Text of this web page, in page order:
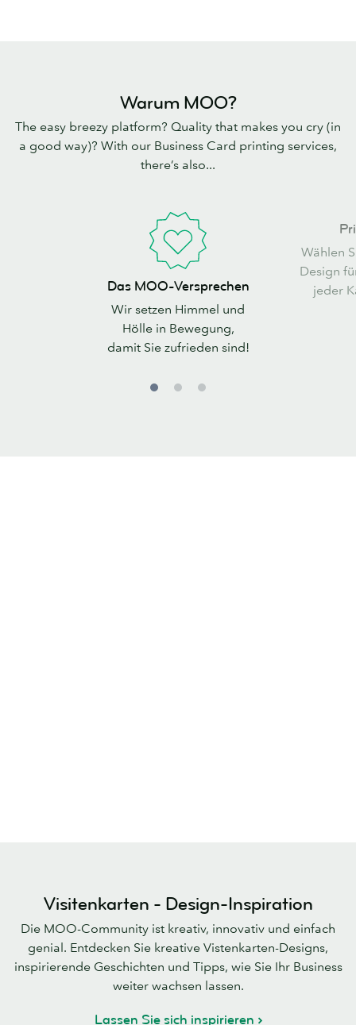
Warum MOO?
The easy breezy platform? Quality that makes you cry (in
a good way)? With our Business Card printing services,
there’s also...
Das
Versprechen
Das MOO-Versprechen
Wir setzen Himmel und
Hölle in Bewegung,
damit Sie zufrieden sind!
Wählen
Design
jeder
Visitenkarten - Design-Inspiration
Die MOO-Community ist kreativ, innovativ und einfach
genial. Entdecken Sie kreative Vistenkarten-Designs,
inspirierende Geschichten und Tipps, wie Sie Ihr Business
weiter wachsen lassen.
Lassen Sie sich inspirieren